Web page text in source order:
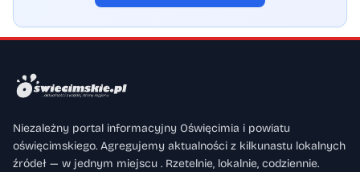
Niezależny portal informacyjny Oświęcimia i powiatu
oświęcimskiego. Agregujemy aktualności z kilkunastu lokalnych
źródeł — w jednym miejscu . Rzetelnie, lokalnie, codziennie.